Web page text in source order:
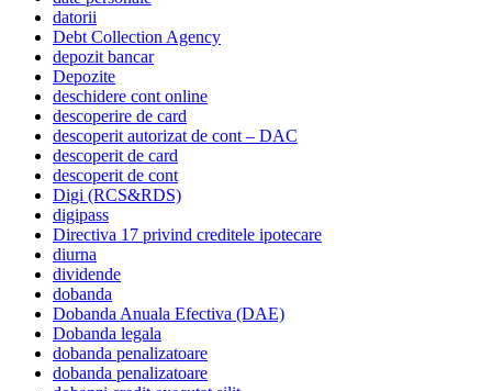
datorii
Debt Collection Agency
depozit bancar
Depozite
deschidere cont online
descoperire de card
descoperit autorizat de cont – DAC
descoperit de card
descoperit de cont
Digi (RCS&RDS)
digipass
Directiva 17 privind creditele ipotecare
diurna
dividende
dobanda
Dobanda Anuala Efectiva (DAE)
Dobanda legala
dobanda penalizatoare
dobanda penalizatoare